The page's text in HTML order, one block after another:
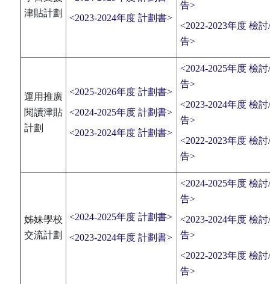
津貼計劃
<2023-2024年度 計劃書>
告>
<2022-2023年度 檢
告>
運用推廣
閱讀津貼
計劃
<2025-2026年度 計劃書>
<2024-2025年度 計劃書>
<2023-2024年度 計劃書>
<2024-2025年度 檢
告>
<2023-2024年度 檢
告>
<2022-2023年度 檢
告>
姊妹學校
交流計劃
<2024-2025年度 計劃書>
<2023-2024年度 計劃書>
<2024-2025年度 檢
告>
<2023-2024年度 檢
告>
<2022-2023年度 檢
告>